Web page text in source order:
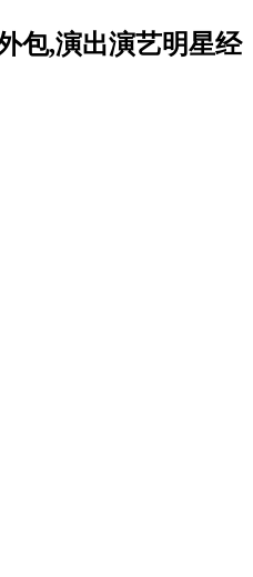
包,演出演艺明星经